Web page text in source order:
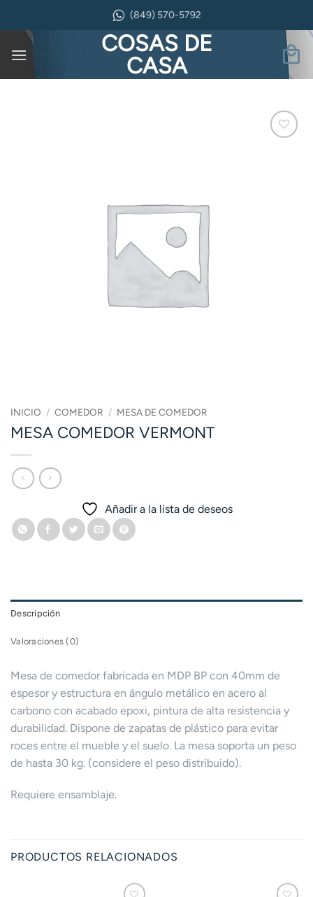
contenido
(849) 570-5792
COSAS DE
CASA
INICIO / COMEDOR / MESA DE COMEDOR
MESA COMEDOR VERMONT
Añadir a la lista de deseos
Descripción
Valoraciones (0)
Mesa de comedor fabricada en MDP BP con 40mm de
espesor y estructura en ángulo metálico en acero al
carbono con acabado epoxi, pintura de alta resistencia y
durabilidad. Dispone de zapatas de plástico para evitar
roces entre el mueble y el suelo. La mesa soporta un peso
de hasta 30 kg. (considere el peso distribuido).
Requiere ensamblaje.
PRODUCTOS RELACIONADOS